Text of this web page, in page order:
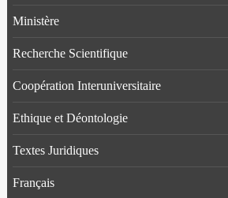
Ministère
Recherche Scientifique
Coopération Interuniversitaire
Ethique et Déontologie
Textes Juridiques
Français